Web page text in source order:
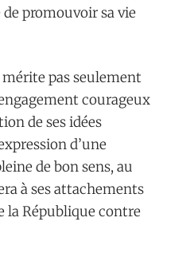
promouvoir sa vie
pas seulement
courageux
de ses idées
d’une
de bon sens, au
à ses attachements
la République contre